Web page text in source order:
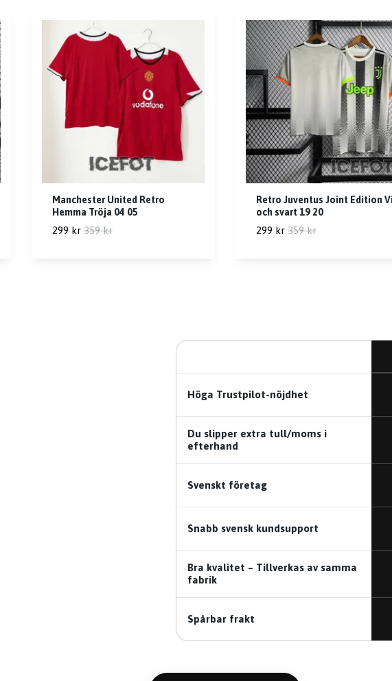
Manchester United Retro
Hemma Tröja 04 05
299 kr 359 kr
Retro Juventus Joint Edition
och svart 19 20
299 kr 359 kr
Höga Trustpilot-nöjdhet
Du slipper extra tull/moms i
efterhand
Svenskt företag
Snabb svensk kundsupport
Bra kvalitet – Tillverkas av samma
fabrik
Spårbar frakt